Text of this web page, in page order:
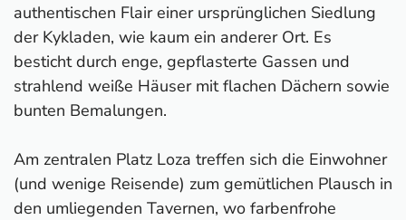
authentischen Flair einer ursprünglichen Siedlung
der Kykladen, wie kaum ein anderer Ort. Es
besticht durch enge, gepflasterte Gassen und
strahlend weiße Häuser mit flachen Dächern sowie
bunten Bemalungen.
Am zentralen Platz Loza treffen sich die Einwohner
(und wenige Reisende) zum gemütlichen Plausch in
den umliegenden Tavernen, wo farbenfrohe